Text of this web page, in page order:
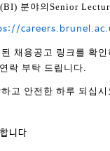
분야의 Senior
된 채용공고 링크를 확
연락 부탁 드립니다
하고 안전한 하루 되십시
니다